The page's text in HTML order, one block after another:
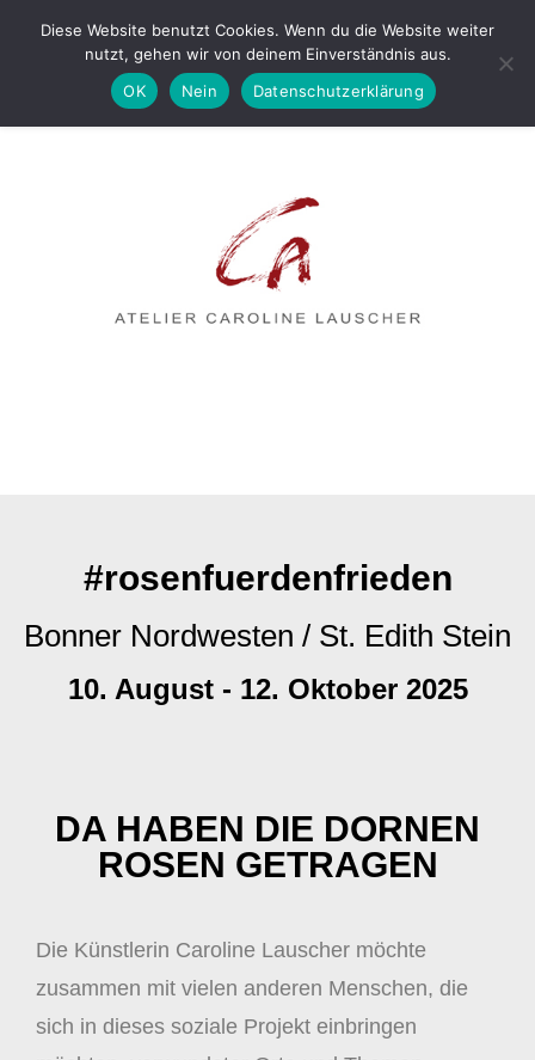
MENÜ
#rosenfuerdenfrieden
Bonner Nordwesten / St. Edith Stein
10. August - 12. Oktober 2025
DA HABEN DIE DORNEN
ROSEN GETRAGEN
Die Künstlerin Caroline Lauscher möchte
zusammen mit vielen anderen Menschen, die
sich in dieses soziale Projekt einbringen
Diese Website benutzt Cookies. Wenn du die Website weiter
nutzt, gehen wir von deinem Einverständnis aus.
OK
Nein Datenschutzerklärung